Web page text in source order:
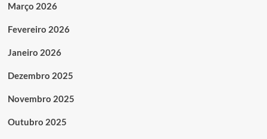
Março 2026
Fevereiro 2026
Janeiro 2026
Dezembro 2025
Novembro 2025
Outubro 2025